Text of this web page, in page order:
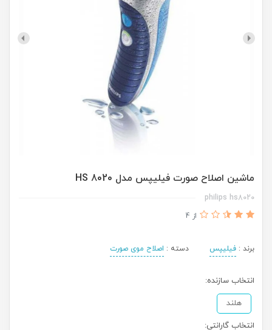
ماشین اصلاح صورت فیلیپس مدل HS 8020
philips hs8020
از 4
برند : فیلیپس دسته : اصلاح موی صورت
انتخاب سازنده:
هلند
انتخاب گارانتی: